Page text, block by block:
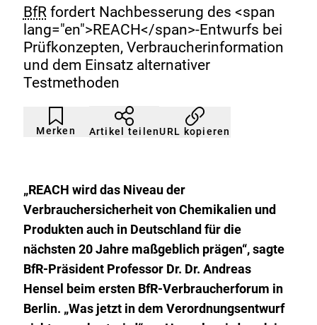
BfRfordert Nachbesserung des <span
lang="en">REACH</span>-Entwurfs bei
Prüfkonzepten, Verbraucherinformation
und dem Einsatz alternativer
Testmethoden
Merken
Artikel
nicht
gemerkt
Durch
Klicken
der
Artikel teilenURL kopieren
„REACH wird das Niveau der
Verbrauchersicherheit von Chemikalien und
Produkten auch in Deutschland für die
nächsten 20 Jahre maßgeblich prägen“, sagte
BfR-Präsident Professor Dr. Dr. Andreas
Hensel beim ersten BfR-Verbraucherforum in
Berlin. „Was jetzt in dem Verordnungsentwurf